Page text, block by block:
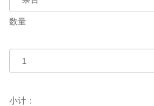
数量
小计：